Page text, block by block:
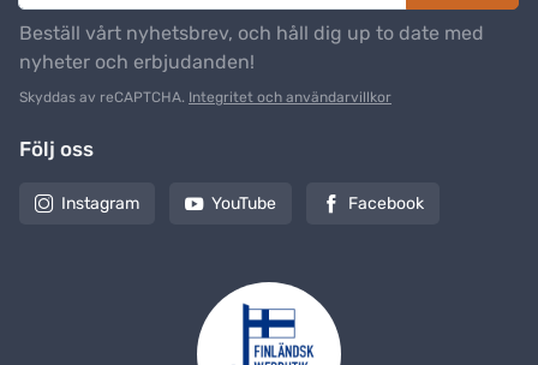
Beställ vårt nyhetsbrev, och håll dig up to date med
nyheter och erbjudanden!
Skyddas av reCAPTCHA. Integritet och användarvillkor
Följ oss
Instagram YouTube Facebook